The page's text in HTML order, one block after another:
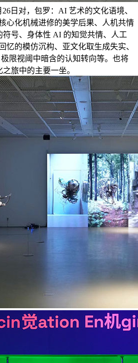
日对，包罗：AI 艺术的文化语境、
心化机械进修的美学后果、人机共情
号、身体性 AI 的知觉共情、人工
忆的模仿沉构、亚文化取生成失实、
限视阈中暗含的认知转向等。也将
旅中的主要一坐。